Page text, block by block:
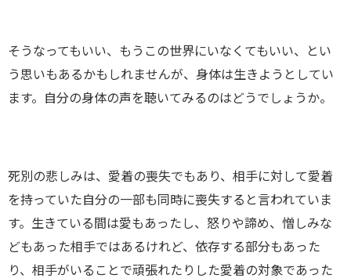
そうなってもいい、もうこの世界にいなくてもいい、とい
う思いもあるかもしれませんが、身体は生きようとしてい
ます。自分の身体の声を聴いてみるのはどうでしょうか。
死別の悲しみは、愛着の喪失でもあり、相手に対して愛着
を持っていた自分の一部も同時に喪失すると言われていま
す。生きている間は愛もあったし、怒りや諦め、憎しみな
どもあった相手ではあるけれど、依存する部分もあった
り、相手がいることで頑張れたりした愛着の対象であった